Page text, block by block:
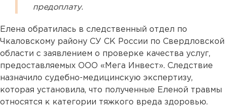
предоплату.
Елена обратилась в следственный отдел по
Чкаловскому району СУ СК России по Свердловской
области с заявлением о проверке качества услуг,
предоставляемых ООО «Мега Инвест». Следствие
назначило судебно-медицинскую экспертизу,
которая установила, что полученные Еленой травмы
относятся к категории тяжкого вреда здоровью.